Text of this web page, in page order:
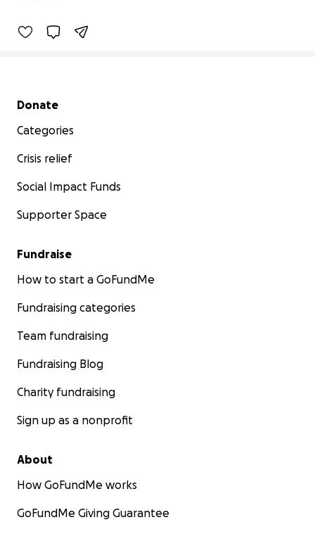
Secondary menu
Donate
Categories
Crisis relief
Social Impact Funds
Supporter Space
Fundraise
How to start a GoFundMe
Fundraising categories
Team fundraising
Fundraising Blog
Charity fundraising
Sign up as a nonprofit
About
How GoFundMe works
GoFundMe Giving Guarantee